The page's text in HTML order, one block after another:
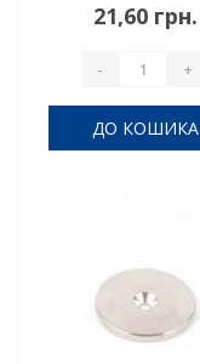
21,60 грн.
- +
ДО КОШИКА